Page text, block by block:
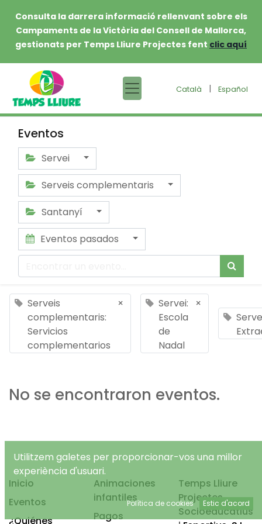
Consulta la darrera informació rellenvant sobre els
Campaments de la Victòria del Consell de Mallorca,
gestionats per Temps Lliure Projectes fent clic aquí
Català | Español
Eventos
Servei
Serveis complementaris
Santanyí
Eventos pasados
Serveis
complementaris:
Servicios
complementarios
×
Servei:
Escola
de
Nadal
×
No se encontraron eventos.
Inicio
Eventos
¿Quiénes
Animaciones
infantiles
Pagos
Temps Lliure
Projectes
Socioeducatius
Utilitzem galetes per proporcionar-vos una millor
experiència d'usuari.
Política de cookies Estic d'acord